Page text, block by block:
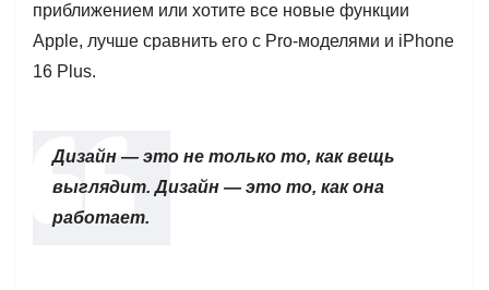
приближением или хотите все новые функции
Apple, лучше сравнить его с Pro-моделями и iPhone
16 Plus.
Дизайн — это не только то, как вещь
выглядит. Дизайн — это то, как она
работает.